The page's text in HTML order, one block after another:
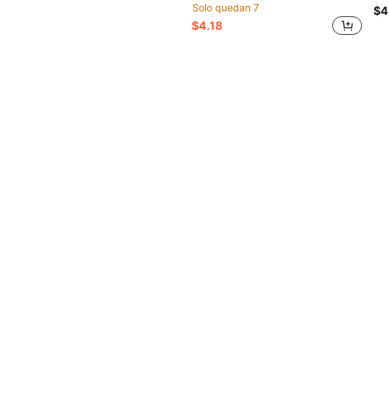
Solo quedan 7
$4.18